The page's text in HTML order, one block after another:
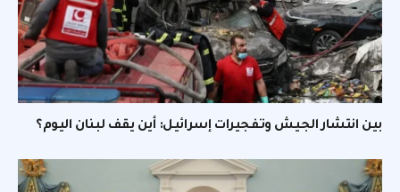
بين انتشار الجيش وتفجيرات إسرائيل: أين يقف لبنان اليوم؟